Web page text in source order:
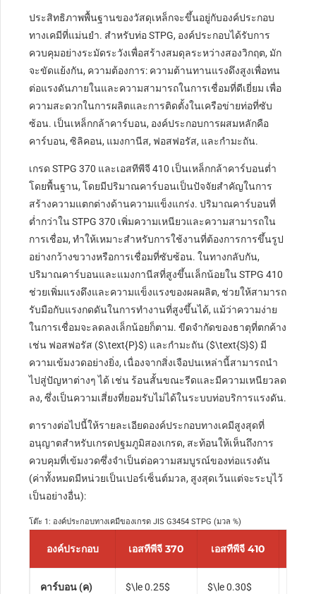
ประสิทธิภาพพื้นฐานของวัสดุเหล็กจะขึ้นอยู่กับองค์ประกอบ
ทางเคมีที่แม่นยำ. สำหรับท่อ STPG, องค์ประกอบได้รับการ
ควบคุมอย่างระมัดระวังเพื่อสร้างสมดุลระหว่างสองวิกฤต, มัก
จะขัดแย้งกัน, ความต้องการ: ความต้านทานแรงดึงสูงเพื่อทน
ต่อแรงดันภายในและความสามารถในการเชื่อมที่ดีเยี่ยม เพื่อ
ความสะดวกในการผลิตและการติดตั้งในเครือข่ายท่อที่ซับ
ซ้อน. เป็นเหล็กกล้าคาร์บอน, องค์ประกอบการผสมหลักคือ
คาร์บอน, ซิลิคอน, แมงกานีส, ฟอสฟอรัส, และกำมะถัน.
เกรด STPG 370 และเอสทีพีจี 410 เป็นเหล็กกล้าคาร์บอนต่ำ
โดยพื้นฐาน, โดยมีปริมาณคาร์บอนเป็นปัจจัยสำคัญในการ
สร้างความแตกต่างด้านความแข็งแกร่ง. ปริมาณคาร์บอนที่
ต่ำกว่าใน STPG 370 เพิ่มความเหนียวและความสามารถใน
การเชื่อม, ทำให้เหมาะสำหรับการใช้งานที่ต้องการการขึ้นรูป
อย่างกว้างขวางหรือการเชื่อมที่ซับซ้อน. ในทางกลับกัน,
ปริมาณคาร์บอนและแมงกานีสที่สูงขึ้นเล็กน้อยใน STPG 410
ช่วยเพิ่มแรงดึงและความแข็งแรงของผลผลิต, ช่วยให้สามารถ
รับมือกับแรงกดดันในการทำงานที่สูงขึ้นได้, แม้ว่าความง่าย
ในการเชื่อมจะลดลงเล็กน้อยก็ตาม. ขีดจำกัดของธาตุที่ตกค้าง
เช่น ฟอสฟอรัส ($\text{P}$) และกำมะถัน ($\text{S}$) มี
ความเข้มงวดอย่างยิ่ง, เนื่องจากสิ่งเจือปนเหล่านี้สามารถนำ
ไปสู่ปัญหาต่างๆ ได้ เช่น ร้อนสั้นขณะรีดและมีความเหนียวลด
ลง, ซึ่งเป็นความเสี่ยงที่ยอมรับไม่ได้ในระบบท่อบริการแรงดัน.
ตารางต่อไปนี้ให้รายละเอียดองค์ประกอบทางเคมีสูงสุดที่
อนุญาตสำหรับเกรดปฐมภูมิสองเกรด, สะท้อนให้เห็นถึงการ
ควบคุมที่เข้มงวดซึ่งจำเป็นต่อความสมบูรณ์ของท่อแรงดัน
(ค่าทั้งหมดมีหน่วยเป็นเปอร์เซ็นต์มวล, สูงสุดเว้นแต่จะระบุไว้
เป็นอย่างอื่น):
โต๊ะ 1: องค์ประกอบทางเคมีของเกรด JIS G3454 STPG (มวล %)
องค์ประกอบ เอสทีพีจี 370 เอสทีพีจี 410
คาร์บอน (ค) $\le 0.25$ $\le 0.30$